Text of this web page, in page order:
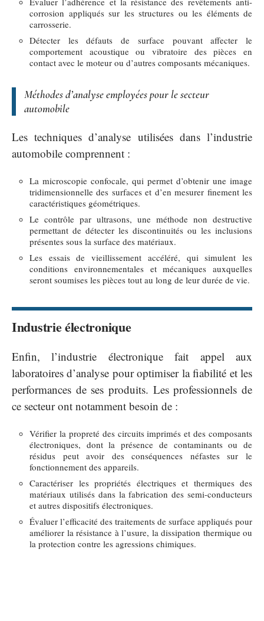
corrosion appliqués sur les structures ou les éléments de
carrosserie.
Détecter les défauts de surface pouvant affecter le
comportement acoustique ou vibratoire des pièces en
contact avec le moteur ou d’autres composants mécaniques.
Méthodes d’analyse employées pour le secteur
automobile
Les techniques d’analyse utilisées dans l’industrie
automobile comprennent :
La microscopie confocale, qui permet d’obtenir une image
tridimensionnelle des surfaces et d’en mesurer finement les
caractéristiques géométriques.
Le contrôle par ultrasons, une méthode non destructive
permettant de détecter les discontinuités ou les inclusions
présentes sous la surface des matériaux.
Les essais de vieillissement accéléré, qui simulent les
conditions environnementales et mécaniques auxquelles
seront soumises les pièces tout au long de leur durée de vie.
Industrie électronique
Enfin, l’industrie électronique fait appel aux
laboratoires d’analyse pour optimiser la fiabilité et les
performances de ses produits. Les professionnels de
ce secteur ont notamment besoin de :
Vérifier la propreté des circuits imprimés et des composants
électroniques, dont la présence de contaminants ou de
résidus peut avoir des conséquences néfastes sur le
fonctionnement des appareils.
Caractériser les propriétés électriques et thermiques des
matériaux utilisés dans la fabrication des semi-conducteurs
et autres dispositifs électroniques.
Évaluer l’efficacité des traitements de surface appliqués pour
améliorer la résistance à l’usure, la dissipation thermique ou
la protection contre les agressions chimiques.